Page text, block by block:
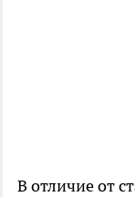
В отличие от